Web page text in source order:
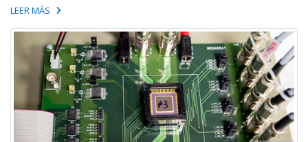
LEER MÁS